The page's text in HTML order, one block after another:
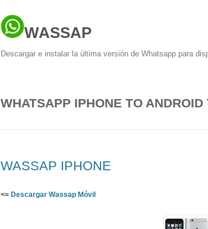
WASSAP
Descargar e instalar la última versión de Whatsapp para
WHATSAPP IPHONE TO ANDROID
WASSAP IPHONE
<= Descargar Wassap Móvil